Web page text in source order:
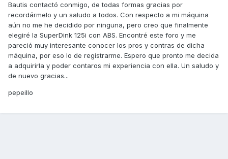
Bautis contactó conmigo, de todas formas gracias por
recordármelo y un saludo a todos. Con respecto a mi máquina
aún no me he decidido por ninguna, pero creo que finalmente
elegiré la SuperDink 125i con ABS. Encontré este foro y me
pareció muy interesante conocer los pros y contras de dicha
máquina, por eso lo de registrarme. Espero que pronto me decida
a adquirirla y poder contaros mi experiencia con ella. Un saludo y
de nuevo gracias...
pepeillo